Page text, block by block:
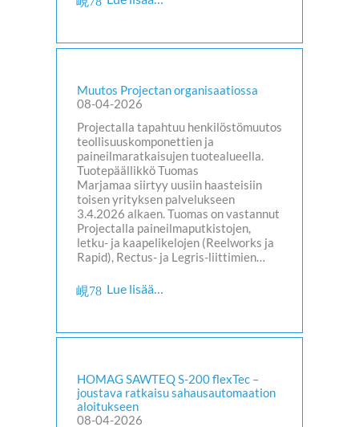
Muutos Projectan organisaatiossa
08-04-2026
Projectalla tapahtuu henkilöstömuutos
teollisuuskomponettien ja
paineilmaratkaisujen tuotealueella.
Tuotepäällikkö Tuomas
Marjamaa siirtyy uusiin haasteisiin
toisen yrityksen palvelukseen
3.4.2026 alkaen. Tuomas on vastannut
Projectalla paineilmaputkistojen,
letku- ja kaapelikelojen (Reelworks ja
Rapid), Rectus- ja Legris-liittimien…
Lue lisää…
HOMAG SAWTEQ S-200 flexTec –
joustava ratkaisu sahausautomaation
aloitukseen
08-04-2026